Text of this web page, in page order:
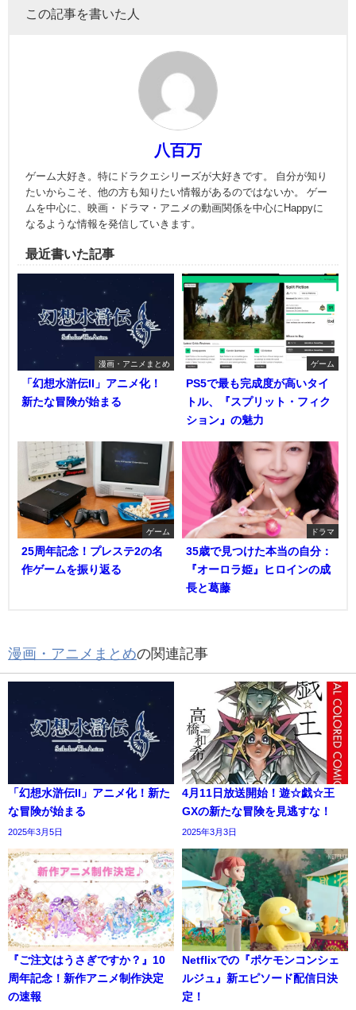
この記事を書いた人
八百万
ゲーム大好き。特にドラクエシリーズが大好きです。 自分が知り
たいからこそ、他の方も知りたい情報があるのではないか。 ゲー
ムを中心に、映画・ドラマ・アニメの動画関係を中心にHappyに
なるような情報を発信していきます。
最近書いた記事
漫画・アニメまとめ
「幻想水滸伝II」アニメ化！
新たな冒険が始まる
ゲーム
PS5で最も完成度が高いタイ
トル、『スプリット・フィク
ション』の魅力
ゲーム
25周年記念！プレステ2の名
作ゲームを振り返る
ドラマ
35歳で見つけた本当の自分：
『オーロラ姫』ヒロインの成
長と葛藤
漫画・アニメまとめの関連記事
「幻想水滸伝II」アニメ化！新た
な冒険が始まる
2025年3月5日
4月11日放送開始！遊☆戯☆王
GXの新たな冒険を見逃すな！
2025年3月3日
『ご注文はうさぎですか？』10
周年記念！新作アニメ制作決定
の速報
Netflixでの『ポケモンコンシェ
ルジュ』新エピソード配信日決
定！